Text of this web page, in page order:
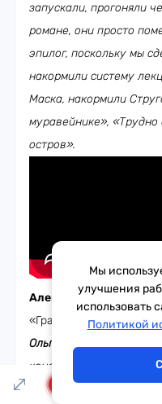
запускали, прогоняли
романе, они просто
эпилог, поскольку мы
накормили систему
Маска, накормили
муравейнике»,
остров».
Александр Генерозов:
«Град обреченный»…
Ольга Ускова:
конечно, да, это было
вот потом задали ему
Тема
Мы
улучшения
использовать
Политикой